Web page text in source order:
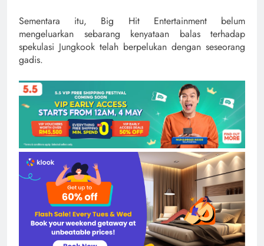
Sementara itu, Big Hit Entertainment belum
mengeluarkan sebarang kenyataan balas terhadap
spekulasi Jungkook telah berpelukan dengan seseorang
gadis.